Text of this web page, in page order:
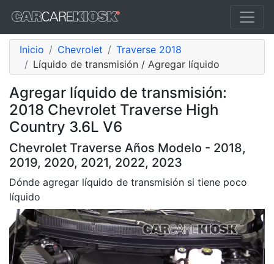
Inicio Chevrolet
Traverse 2018
Líquido de transmisión / Agregar líquido
Agregar líquido de transmisión:
2018 Chevrolet Traverse High
Country 3.6L V6
Chevrolet Traverse Años Modelo - 2018,
2019, 2020, 2021, 2022, 2023
Dónde agregar líquido de transmisión si tiene poco
líquido